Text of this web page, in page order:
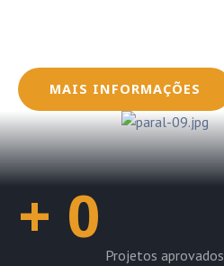
MAIS INFORMAÇÕES
+ 0
Projetos aprovados